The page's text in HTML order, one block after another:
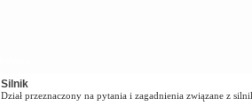
Silnik
Dział przeznaczony na pytania i zagadnienia związane z